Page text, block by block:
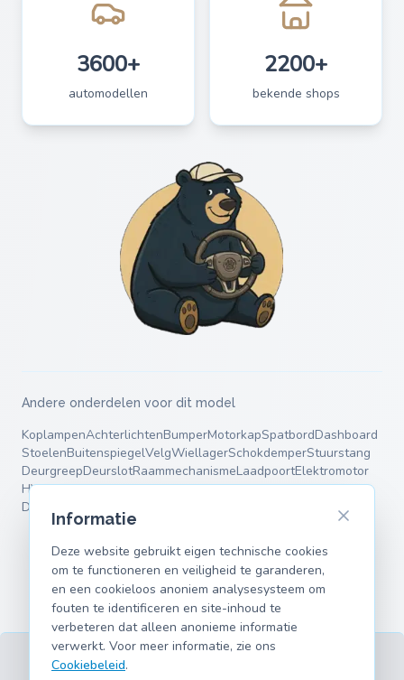
3600+
automodellen
2200+
bekende shops
Andere onderdelen voor dit model
KoplampenAchterlichtenBumperMotorkapSpatbordDashboard
StoelenBuitenspiegelVelgWiellagerSchokdemperStuurstang
DeurgreepDeurslotRaammechanismeLaadpoortElektromotor
HV-accuMotorsteunRemschijvenRemblokkenRemklauwVeren
Draagarmen
Informatie
Deze website gebruikt eigen technische cookies
om te functioneren en veiligheid te garanderen,
en een cookieloos anoniem analysesysteem om
fouten te identificeren en site-inhoud te
verbeteren dat alleen anonieme informatie
verwerkt. Voor meer informatie, zie ons
Cookiebeleid.